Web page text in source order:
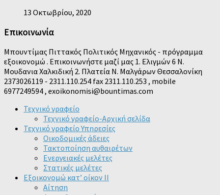
13 Οκτωβρίου, 2020
Επικοινωνία
Μπουντίμας Πιττακός Πολιτικός Μηχανικός - πρόγραμμα
εξοικονομώ . Επικοινωνήστε μαζί μας 1. Ελιγμών 6 Ν.
Μουδανια Χαλκιδική 2. Πλατεία Ν. Μαλγάρων Θεσσαλονίκη
2373026119 - 2311.110.254 fax 2311.110.253 , mobile
6977249594 , exoikonomisi@bountimas.com
Τεχνικό γραφείο
Τεχνικό γραφείο-Αρχική σελίδα
Τεχνικό γραφείο Υπηρεσίες
Οικοδομικές άδειες
Τακτοποίηση αυθαιρέτων
Ενεργειακές μελέτες
Στατικές μελέτες
Εξοικονομώ κατ’ οίκον II
Αίτηση